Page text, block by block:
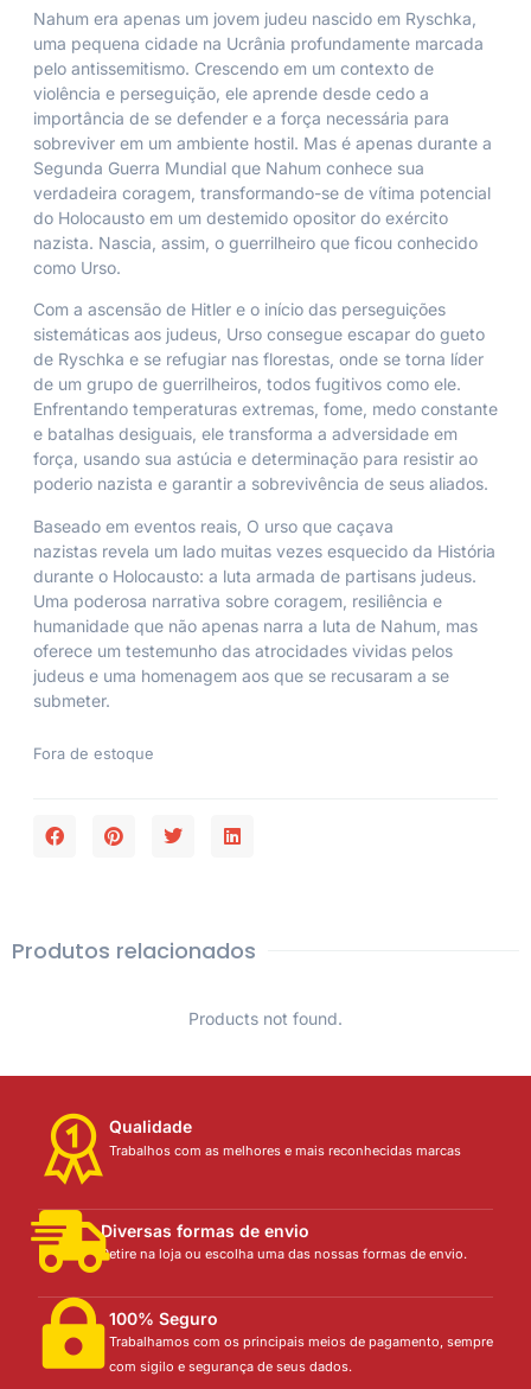
Nahum era apenas um jovem judeu nascido em Ryschka,
uma pequena cidade na Ucrânia profundamente marcada
pelo antissemitismo. Crescendo em um contexto de
violência e perseguição, ele aprende desde cedo a
importância de se defender e a força necessária para
sobreviver em um ambiente hostil. Mas é apenas durante a
Segunda Guerra Mundial que Nahum conhece sua
verdadeira coragem, transformando-se de vítima potencial
do Holocausto em um destemido opositor do exército
nazista. Nascia, assim, o guerrilheiro que ficou conhecido
como Urso.
Com a ascensão de Hitler e o início das perseguições
sistemáticas aos judeus, Urso consegue escapar do gueto
de Ryschka e se refugiar nas florestas, onde se torna líder
de um grupo de guerrilheiros, todos fugitivos como ele.
Enfrentando temperaturas extremas, fome, medo constante
e batalhas desiguais, ele transforma a adversidade em
força, usando sua astúcia e determinação para resistir ao
poderio nazista e garantir a sobrevivência de seus aliados.
Baseado em eventos reais, O urso que caçava
nazistas revela um lado muitas vezes esquecido da História
durante o Holocausto: a luta armada de partisans judeus.
Uma poderosa narrativa sobre coragem, resiliência e
humanidade que não apenas narra a luta de Nahum, mas
oferece um testemunho das atrocidades vividas pelos
judeus e uma homenagem aos que se recusaram a se
submeter.
Fora de estoque
Produtos relacionados
Products not found.
Qualidade
Trabalhos com as melhores e mais reconhecidas marcas
Diversas formas de envio
Retire na loja ou escolha uma das nossas formas de envio.
100% Seguro
Trabalhamos com os principais meios de pagamento, sempre
com sigilo e segurança de seus dados.